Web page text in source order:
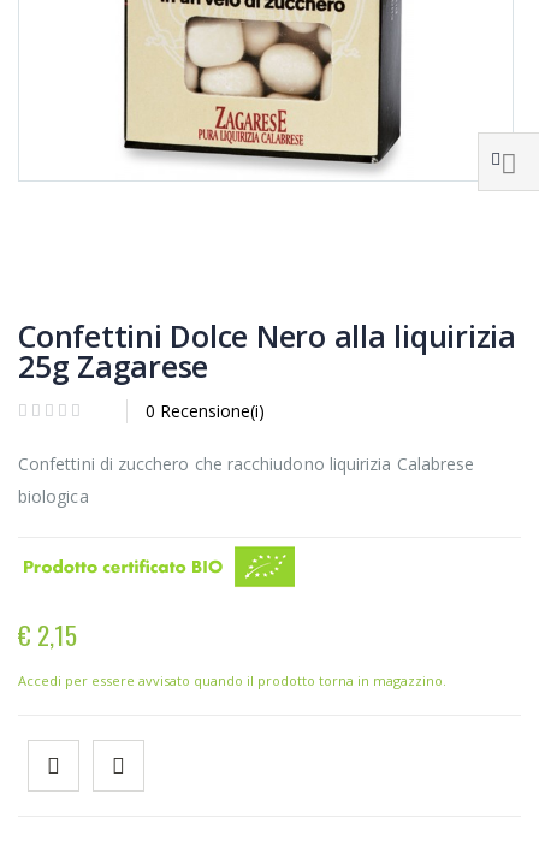
Confettini Dolce Nero alla liquirizia
25g Zagarese
0 Recensione(i)
Confettini di zucchero che racchiudono liquirizia Calabrese
biologica
€ 2,15
Accedi per essere avvisato quando il prodotto torna in magazzino.